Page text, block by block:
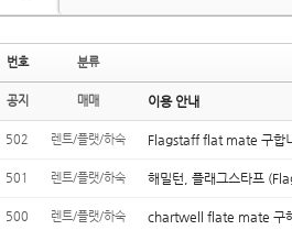
번호 분류
공지 매매 이용 안내
502 렌트/플랫/하숙 Flagstaff flat mate 구합
501 렌트/플랫/하숙 해밀턴, 플래그스타프
500 렌트/플랫/하숙 chartwell flate mate 구